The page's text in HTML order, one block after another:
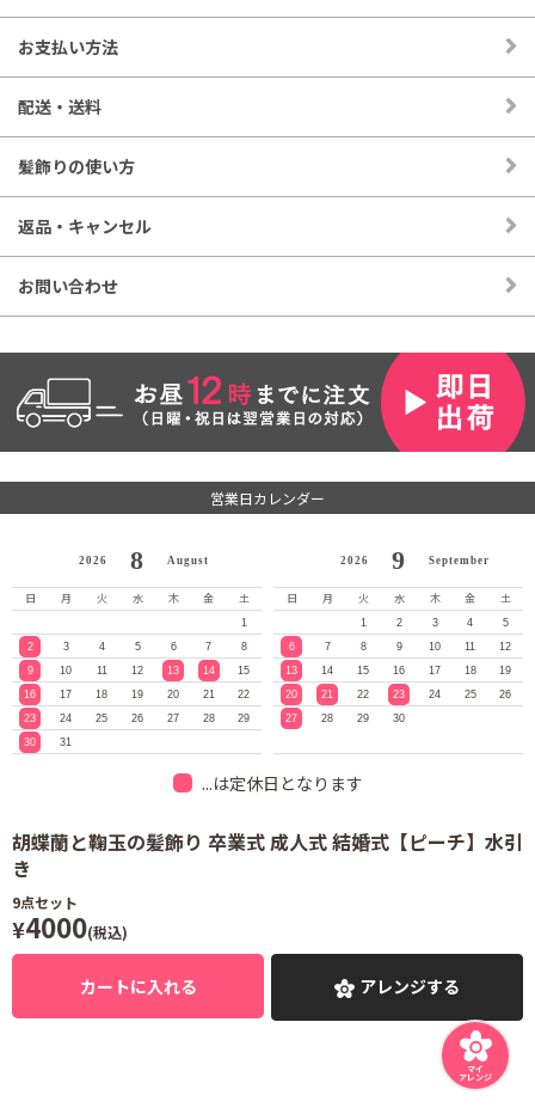
お支払い方法
配送・送料
髪飾りの使い方
返品・キャンセル
お問い合わせ
営業日カレンダー
2026 8 August
日 月 火 水 木 金 土
1
2
3 4 5 6 7
8
9
10 11 12 13 14
15
16
17 18 19 20 21
22
23
24 25 26 27 28
29
30
31
2026 9 September
日 月 火 水 木 金 土
1 2 3 4
5
6
7 8 9 10 11
12
13
14 15 16 17 18
19
20
21 22 23 24 25
26
27
28 29 30
...は定休日となります
胡蝶蘭と鞠玉の髪飾り 卒業式 成人式 結婚式【ピーチ】水引
き
9点セット
¥4000(税込)
アレンジする
カートに入れる
マイ
アレンジ